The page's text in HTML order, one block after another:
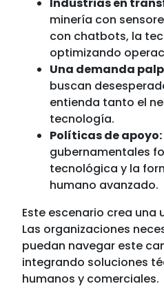
minería con
con chatbots, la
optimizando
Una demanda
buscan
entienda tanto el
tecnología.
Políticas de apoyo:
gubernamentales
tecnológica y la
humano avanzado.
Este escenario crea
Las organizaciones
puedan navegar este
integrando soluciones
humanos y comerciales.